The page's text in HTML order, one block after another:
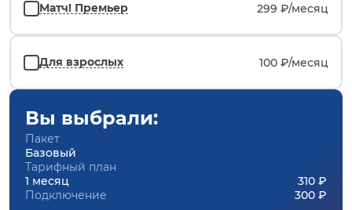
Матч! Премьер 299 ₽/месяц
Для взрослых 100 ₽/месяц
Вы выбрали:
Пакет
Базовый
Тарифный план
1 месяц
310 ₽
Подключение
300 ₽